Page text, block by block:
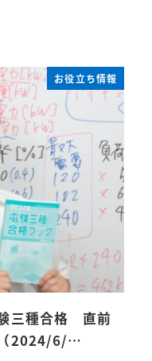
お役立ち情報
三種合格 直前
（2024/6/…